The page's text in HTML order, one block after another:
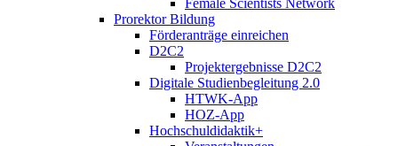
Prorektor Bildung
Förderanträge einreichen
D2C2
Projektergebnisse D2C2
Digitale Studienbegleitung 2.0
HTWK-App
HOZ-App
Hochschuldidaktik+